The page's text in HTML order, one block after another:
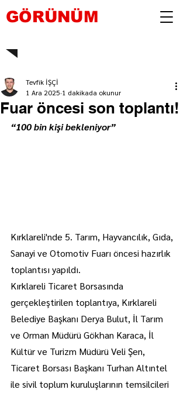
GÖRÜNÜM
Fuar öncesi son toplantı!
Tevfik İŞÇİ
1 Ara 2025 1 dakikada okunur
“100 bin kişi bekleniyor”
Kırklareli'nde 5. Tarım, Hayvancılık, Gıda,
Sanayi ve Otomotiv Fuarı öncesi hazırlık
toplantısı yapıldı.
Kırklareli Ticaret Borsasında
gerçekleştirilen toplantıya, Kırklareli
Belediye Başkanı Derya Bulut, İl Tarım
ve Orman Müdürü Gökhan Karaca, İl
Kültür ve Turizm Müdürü Veli Şen,
Ticaret Borsası Başkanı Turhan Altıntel
ile sivil toplum kuruluşlarının temsilcileri